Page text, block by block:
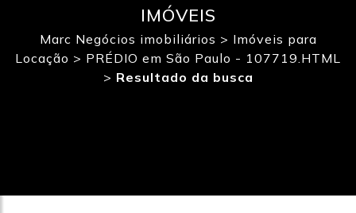
IMÓVEIS
Marc Negócios imobiliários > Imóveis para
Locação > PRÉDIO em São Paulo - 107719.HTML
> Resultado da busca